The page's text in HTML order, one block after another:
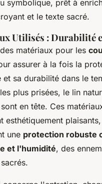
symbolique, prêt à
et le texte sacré.
Utilisés : Durabilité
matériaux pour les
assurer à la fois la
et sa durabilité dans le
plus prisées, le lin
en tête. Ces
esthétiquement
une protection robuste
et l'humidité, des